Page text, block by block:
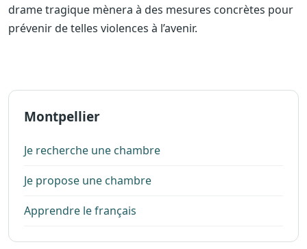
drame tragique mènera à des mesures concrètes pour
prévenir de telles violences à l’avenir.
Montpellier
Je recherche une chambre
Je propose une chambre
Apprendre le français